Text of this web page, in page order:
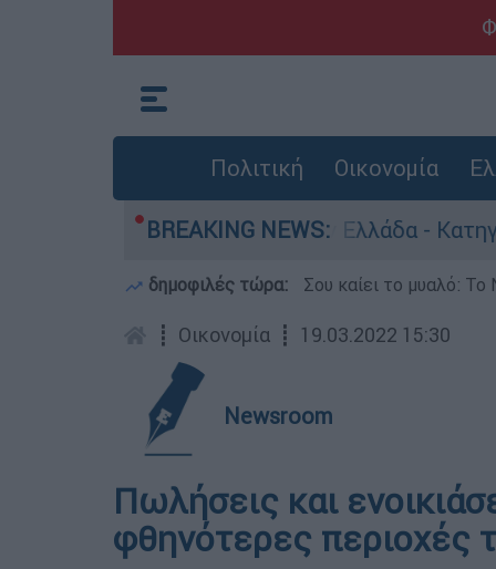
Πολιτική Οικονομία
BREAKING NEWS:
ανθρωποκτονίες στην Ελλάδα -
δημοφιλές τώρα: Σου καίει το μυαλό:
┋ Οικονομία ┋ 19.03.2022 15:30
Newsroom
Πωλήσεις και
φθηνότερες περιοχές